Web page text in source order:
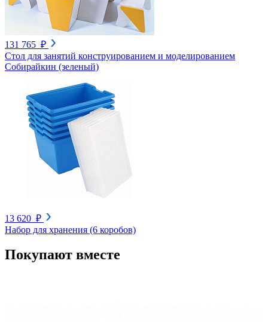
131 765 ₽
Стол для занятий конструированием и моделированием
Собирайкин (зеленый)
13 620 ₽
Набор для хранения (6 коробов)
Покупают вместе